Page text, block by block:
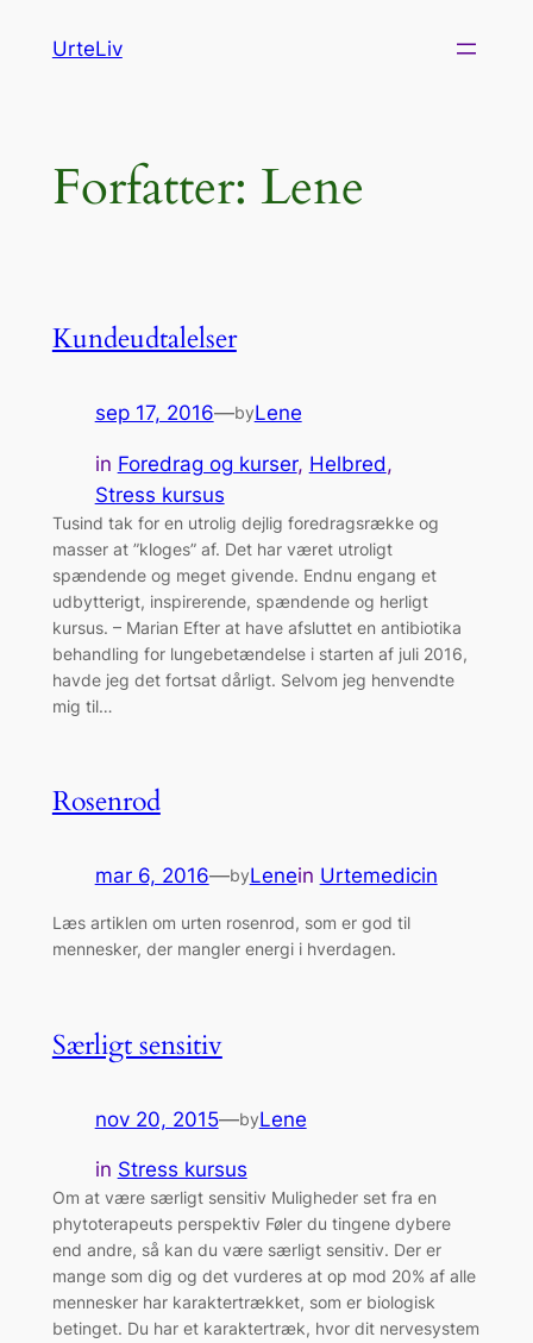
UrteLiv
Forfatter: Lene
Kundeudtalelser
sep 17, 2016—byLene
in Foredrag og kurser, Helbred
Stress kursus
Tusind tak for en utrolig dejlig foredragsrække og
masser at ”kloges” af. Det har været utroligt
spændende og meget givende. Endnu engang et
udbytterigt, inspirerende, spændende og herligt
kursus. – Marian Efter at have afsluttet en antibiotika
behandling for lungebetændelse i starten af juli 2016,
havde jeg det fortsat dårligt. Selvom jeg henvendte
mig til…
Rosenrod
mar 6, 2016—byLenein Urtemedicin
Læs artiklen om urten rosenrod, som er god til
mennesker, der mangler energi i hverdagen.
Særligt sensitiv
nov 20, 2015—byLene
in Stress kursus
Om at være særligt sensitiv Muligheder set fra en
phytoterapeuts perspektiv Føler du tingene dybere
end andre, så kan du være særligt sensitiv. Der er
mange som dig og det vurderes at op mod 20% af alle
mennesker har karaktertrækket, som er biologisk
betinget. Du har et karaktertræk, hvor dit nervesystem